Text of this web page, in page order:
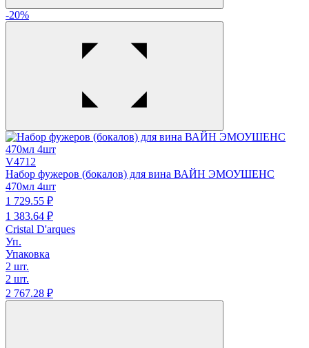
-20%
V4712
Набор фужеров (бокалов) для вина ВАЙН ЭМОУШЕНС
470мл 4шт
1 729.55 ₽
1 383.64 ₽
Cristal D'arques
Уп.
Упаковка
2 шт.
2 шт.
2 767.28 ₽